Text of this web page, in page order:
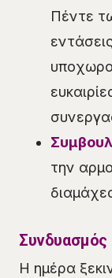
Πέντε
την
Η ημέρα